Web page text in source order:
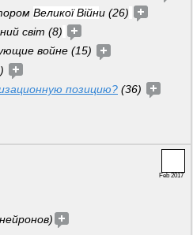
Великої Війни (26)
світ (8)
войне (15)
позицию? (36)
Feb 2017